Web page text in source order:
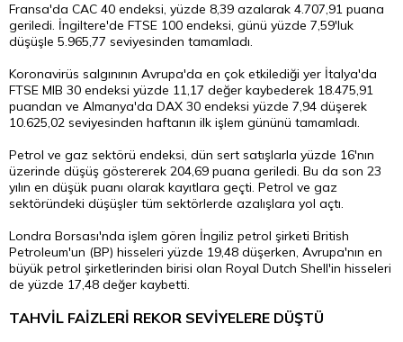
Fransa'da CAC 40 endeksi, yüzde 8,39 azalarak 4.707,91 puana
geriledi. İngiltere'de FTSE 100 endeksi, günü yüzde 7,59'luk
düşüşle 5.965,77 seviyesinden tamamladı.
Koronavirüs salgınının Avrupa'da en çok etkilediği yer İtalya'da
FTSE MIB 30 endeksi yüzde 11,17 değer kaybederek 18.475,91
puandan ve Almanya'da DAX 30 endeksi yüzde 7,94 düşerek
10.625,02 seviyesinden haftanın ilk işlem gününü tamamladı.
Petrol ve gaz sektörü endeksi, dün sert satışlarla yüzde 16'nın
üzerinde düşüş göstererek 204,69 puana geriledi. Bu da son 23
yılın en düşük puanı olarak kayıtlara geçti. Petrol ve gaz
sektöründeki düşüşler tüm sektörlerde azalışlara yol açtı.
Londra Borsası'nda işlem gören İngiliz petrol şirketi British
Petroleum'un (BP) hisseleri yüzde 19,48 düşerken, Avrupa'nın en
büyük petrol şirketlerinden birisi olan Royal Dutch Shell'in hisseleri
de yüzde 17,48 değer kaybetti.
TAHVİL FAİZLERİ REKOR SEVİYELERE DÜŞTÜ